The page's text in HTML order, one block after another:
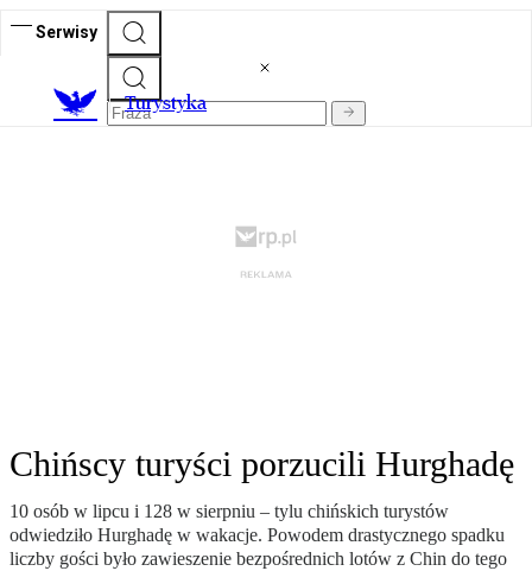
Serwisy
Turystyka
Chińscy turyści porzucili Hurghadę
10 osób w lipcu i 128 w sierpniu – tylu chińskich turystów
odwiedziło Hurghadę w wakacje. Powodem drastycznego spadku
liczby gości było zawieszenie bezpośrednich lotów z Chin do tego